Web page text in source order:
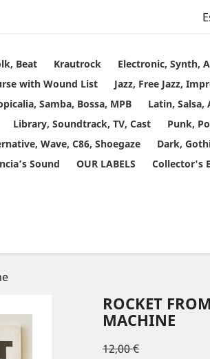
Beat Krautrock Electronic, Synth,
with Wound List
Jazz, Free Jazz,
Samba, Bossa, MPB Latin, Salsa,
Library, Soundtrack, TV, Cast Punk,
Wave, C86, Shoegaze
Dark,
Sound
OUR LABELS Collector's
ROCKET
MACHINE
12,00 €